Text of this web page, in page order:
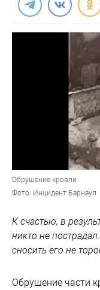
Обрушение кровли
Фото: Инцидент Барнаул
К счастью, в
никто не
сносить его не
Обрушение части